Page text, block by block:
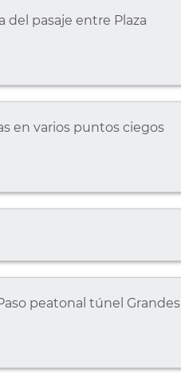
del pasaje entre Plaza
en varios puntos ciegos
peatonal túnel Grandes